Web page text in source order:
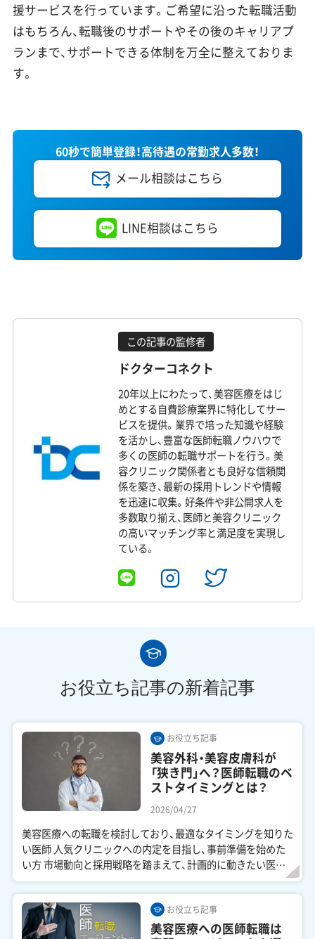
援サービスを行っています。ご希望に沿った転職活動
はもちろん、転職後のサポートやその後のキャリアプ
ランまで、サポートできる体制を万全に整えておりま
す。
60秒で簡単登録！高待遇の常勤求人多数！
メール相談はこちら
LINE相談はこちら
この記事の監修者
ドクターコネクト
20年以上にわたって、美容医療をはじ
めとする自費診療業界に特化してサー
ビスを提供。業界で培った知識や経験
を活かし、豊富な医師転職ノウハウで
多くの医師の転職サポートを行う。美
容クリニック関係者とも良好な信頼関
係を築き、最新の採用トレンドや情報
を迅速に収集。好条件や非公開求人を
多数取り揃え、医師と美容クリニック
の高いマッチング率と満足度を実現し
ている。
お役立ち記事の新着記事
お役立ち記事
美容外科・美容皮膚科が
「狭き門」へ？医師転職のベ
ストタイミングとは？
2026/04/27
美容医療への転職を検討しており、最適なタイミングを知りた
い医師 人気クリニックへの内定を目指し、事前準備を始めた
い方 市場動向と採用戦略を踏まえて、計画的に動きたい医師
「直美」はひっ...
お役立ち記事
美容医療への医師転職は